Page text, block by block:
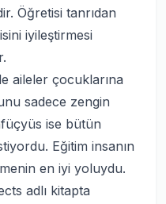
Öğretisi tanrıdan
iyileştirmesi
aileler çocuklarına
sadece zengin
ise bütün
Eğitim insanın
en iyi yoluydu.
adlı kitapta